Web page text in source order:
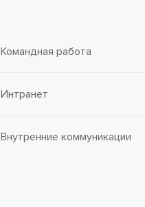
Командная работа
Интранет
Внутренние коммуникации